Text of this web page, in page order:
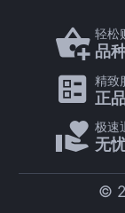
轻松
品
精致
正
极速
无
©